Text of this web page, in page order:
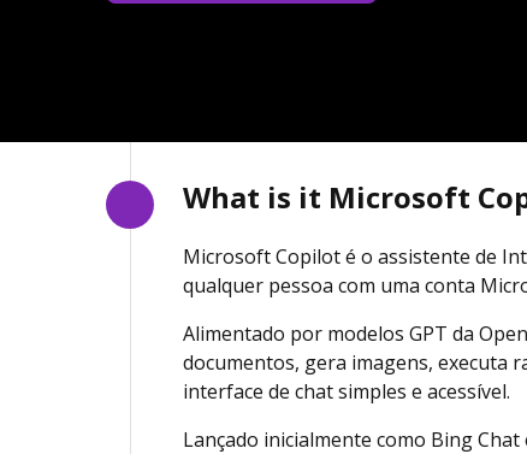
What is it Microsoft
Microsoft Copilot é o assistente de
qualquer pessoa com uma conta
Alimentado por modelos GPT da
documentos, gera imagens, executa
interface de chat simples e acessível.
Lançado inicialmente como Bing